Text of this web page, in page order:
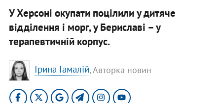
У Херсоні окупати поцілили у дитяче
відділення і морг, у Бериславі – у
терапевтичній корпус.
Ірина Гамалій, Авторка новин